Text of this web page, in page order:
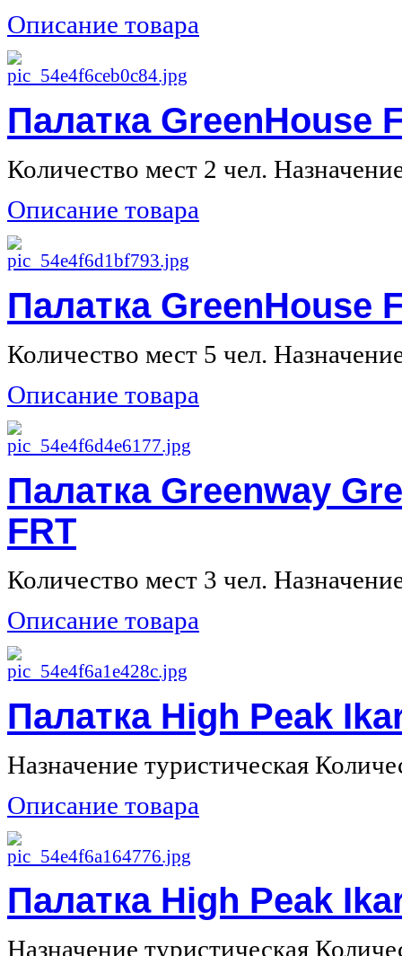
Описание товара
Палатка GreenHouse
Количество мест 2 чел.
Описание товара
Палатка GreenHouse
Количество мест 5 чел.
Описание товара
Палатка Greenway
FRT
Количество мест 3 чел.
Описание товара
Палатка High Peak
Назначение туристическая
Описание товара
Палатка High Peak
Назначение туристическая